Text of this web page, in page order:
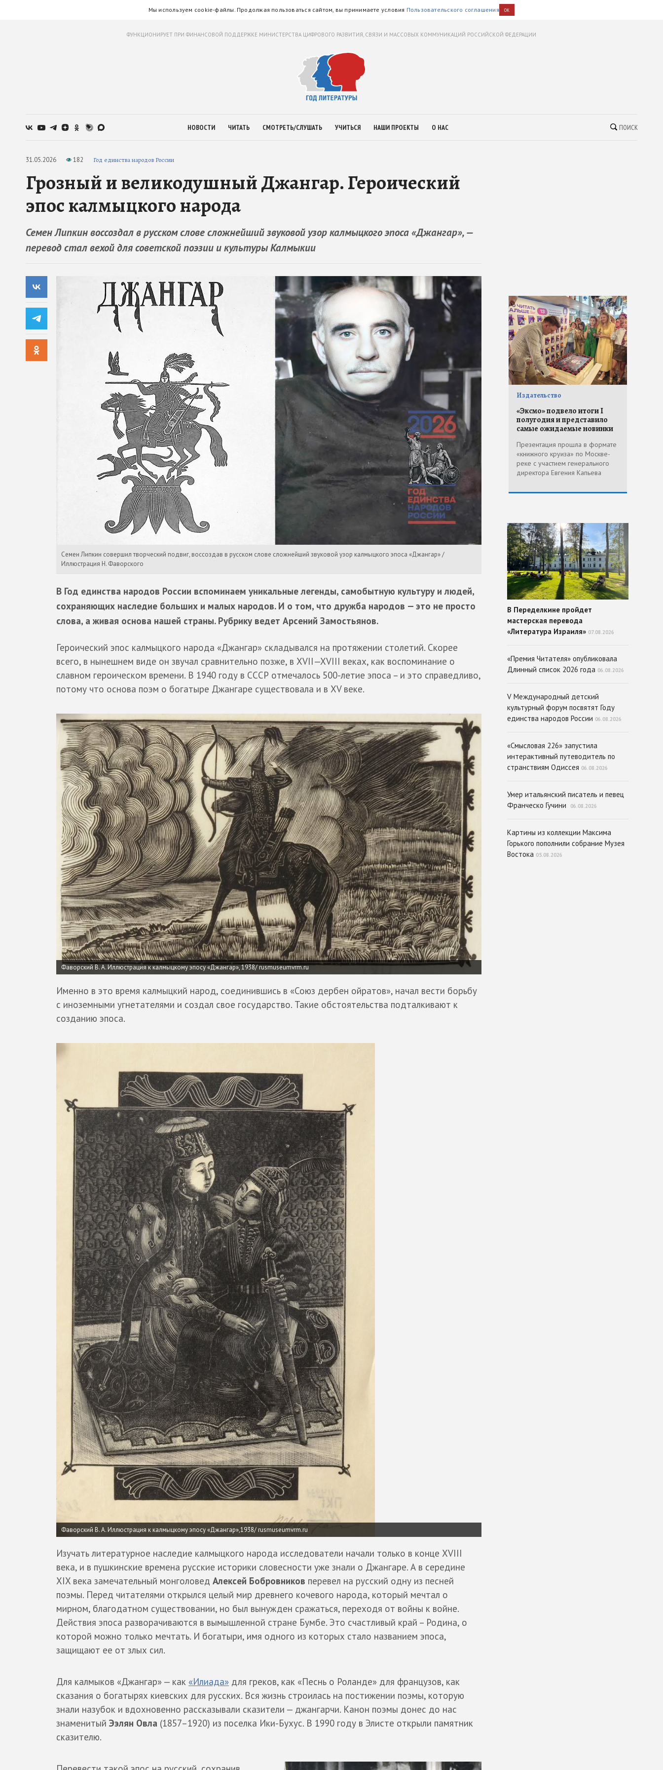
Мы используем cookie-файлы. Продолжая пользоваться сайтом, вы принимаете условия Пользовательского соглашения OK
ФУНКЦИОНИРУЕТ ПРИ ФИНАНСОВОЙ ПОДДЕРЖКЕ МИНИСТЕРСТВА ЦИФРОВОГО РАЗВИТИЯ, СВЯЗИ И МАССОВЫХ КОММУНИКАЦИЙ РОССИЙСКОЙ ФЕДЕРАЦИИ
НОВОСТИ ЧИТАТЬ СМОТРЕТЬ/СЛУШАТЬ УЧИТЬСЯ НАШИ ПРОЕКТЫ О НАС ПОИСК
31.05.2026 182 Год единства народов России
Грозный и великодушный Джангар. Героический
эпос калмыцкого народа
Семен Липкин воссоздал в русском слове сложнейший звуковой узор калмыцкого эпоса «Джангар», —
перевод стал вехой для советской поэзии и культуры Калмыкии
Семен Липкин совершил творческий подвиг, воссоздав в русском слове сложнейший звуковой узор калмыцкого эпоса «Джангар» /
Иллюстрация Н. Фаворского
В Год единства народов России вспоминаем уникальные легенды, самобытную культуру и людей,
сохраняющих наследие больших и малых народов. И о том, что дружба народов — это не просто
слова, а живая основа нашей страны. Рубрику ведет Арсений Замостьянов.
Героический эпос калмыцкого народа «Джангар» складывался на протяжении столетий. Скорее
всего, в нынешнем виде он звучал сравнительно позже, в XVII—XVIII веках, как воспоминание о
славном героическом времени. В 1940 году в СССР отмечалось 500-летие эпоса – и это справедливо,
потому что основа поэм о богатыре Джангаре существовала и в XV веке.
Фаворский В. А. Иллюстрация к калмыцкому эпосу «Джангар», 1938/ rusmuseumvrm.ru
Именно в это время калмыцкий народ, соединившись в «Союз дербен ойратов», начал вести борьбу
с иноземными угнетателями и создал свое государство. Такие обстоятельства подталкивают к
созданию эпоса.
Фаворский В. А. Иллюстрация к калмыцкому эпосу «Джангар»,1938/ rusmuseumvrm.ru
Изучать литературное наследие калмыцкого народа исследователи начали только в конце XVIII
века, и в пушкинские времена русские историки словесности уже знали о Джангаре. А в середине
XIX века замечательный монголовед Алексей Бобровников перевел на русский одну из песней
поэмы. Перед читателями открылся целый мир древнего кочевого народа, который мечтал о
мирном, благодатном существовании, но был вынужден сражаться, переходя от войны к войне.
Действия эпоса разворачиваются в вымышленной стране Бумбе. Это счастливый край – Родина, о
которой можно только мечтать. И богатыри, имя одного из которых стало названием эпоса,
защищают ее от злых сил.
Для калмыков «Джангар» — как «Илиада» для греков, как «Песнь о Роланде» для французов, как
сказания о богатырях киевских для русских. Вся жизнь строилась на постижении поэмы, которую
знали назубок и вдохновенно рассказывали сказители — джангарчи. Канон поэмы донес до нас
знаменитый Ээлян Овла (1857–1920) из поселка Ики-Бухус. В 1990 году в Элисте открыли памятник
сказителю.
Издательство
«Эксмо» подвело итоги I
полугодия и представило
самые ожидаемые новинки
Презентация прошла в формате
«книжного круиза» по Москве-
реке с участием генерального
директора Евгения Капьева
В Переделкине пройдет
мастерская перевода
«Литература Израиля» 07.08.2026
«Премия Читателя» опубликовала
Длинный список 2026 года 06.08.2026
V Международный детский
культурный форум посвятят Году
единства народов России 06.08.2026
«Смысловая 226» запустила
интерактивный путеводитель по
странствиям Одиссея 06.08.2026
Умер итальянский писатель и певец
Франческо Гучини
06.08.2026
Картины из коллекции Максима
Горького пополнили собрание Музея
Востока 05.08.2026